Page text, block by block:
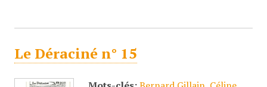
Le Déraciné n° 15